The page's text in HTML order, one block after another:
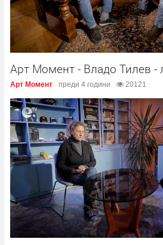
Арт Момент - Владо Тилев -
Арт Момент преди 4 години 20121